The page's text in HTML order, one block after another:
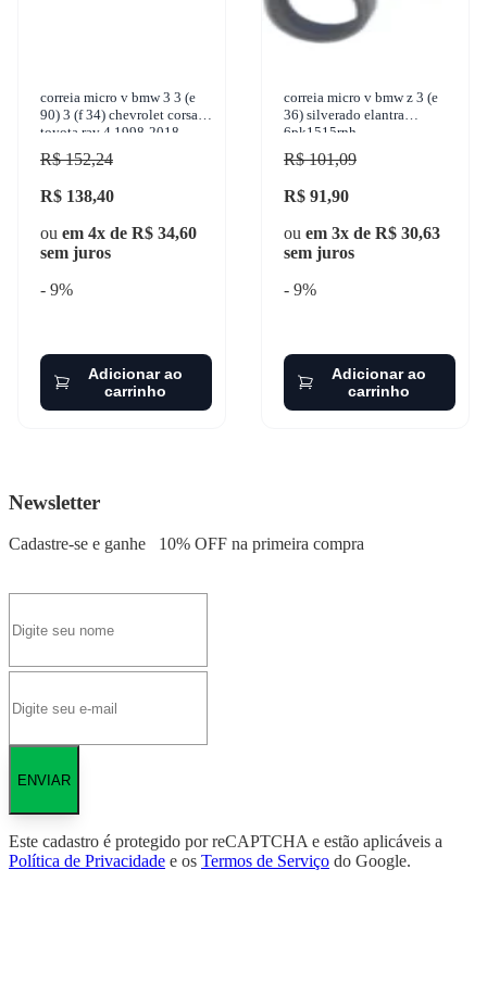
correia micro v bmw 3 3 (e
90) 3 (f 34) chevrolet corsa
toyota rav 4 1998-2018
contitech - 6pk1538
R$ 152,24
R$ 138,40
ou em 4x de R$ 34,60
sem juros
- 9%
Adicionar ao
carrinho
correia micro v bmw z 3 (e
36) silverado elantra
6pk1515rnh
R$ 101,09
R$ 91,90
ou em 3x de R$ 30,63
sem juros
- 9%
Adicionar ao
carrinho
Newsletter
Cadastre-se e ganhe 10% OFF na primeira compra
ENVIAR
Este cadastro é protegido por reCAPTCHA e estão aplicáveis a
Política de Privacidade e os Termos de Serviço do Google.